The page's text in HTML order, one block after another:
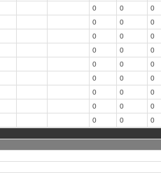
0 0
0
0 0
0
0 0
0
0 0
0
0 0
0
0 0
0
0 0
0
0 0
0
0 0
0